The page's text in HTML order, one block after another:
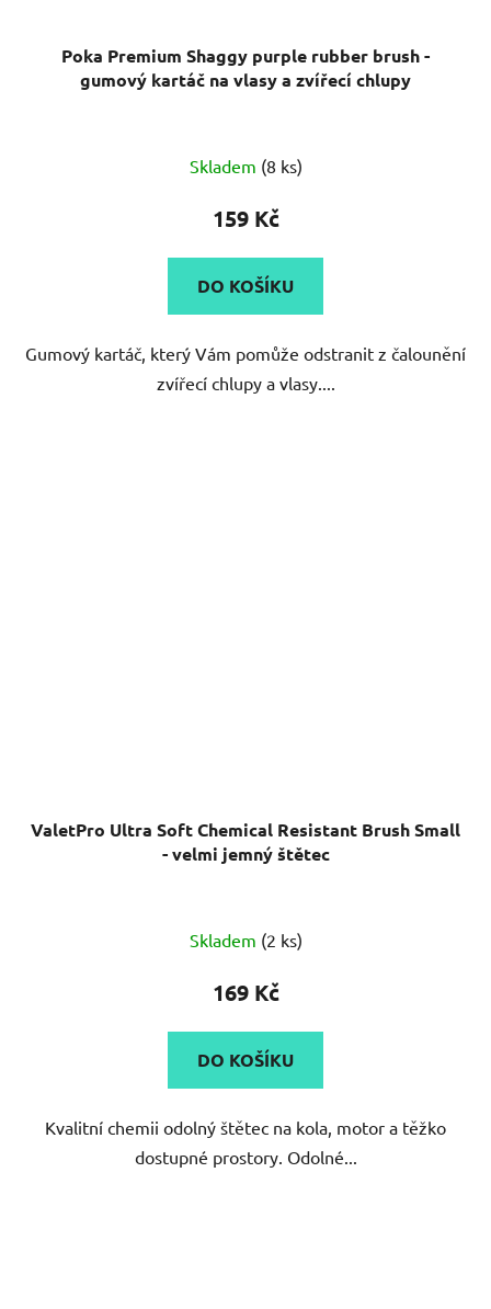
Poka Premium Shaggy purple rubber brush -
gumový kartáč na vlasy a zvířecí chlupy
hodnocení
produktu
5,0
z
hvězdiček.
Skladem (8 ks)
159 Kč
DO KOŠÍKU
Gumový kartáč, který Vám pomůže odstranit z čalounění
zvířecí chlupy a vlasy....
ValetPro Ultra Soft Chemical Resistant Brush Small
- velmi jemný štětec
Skladem (2 ks)
169 Kč
DO KOŠÍKU
Kvalitní chemii odolný štětec na kola, motor a těžko
dostupné prostory. Odolné...